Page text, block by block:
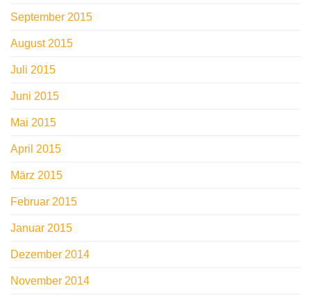
September 2015
August 2015
Juli 2015
Juni 2015
Mai 2015
April 2015
März 2015
Februar 2015
Januar 2015
Dezember 2014
November 2014